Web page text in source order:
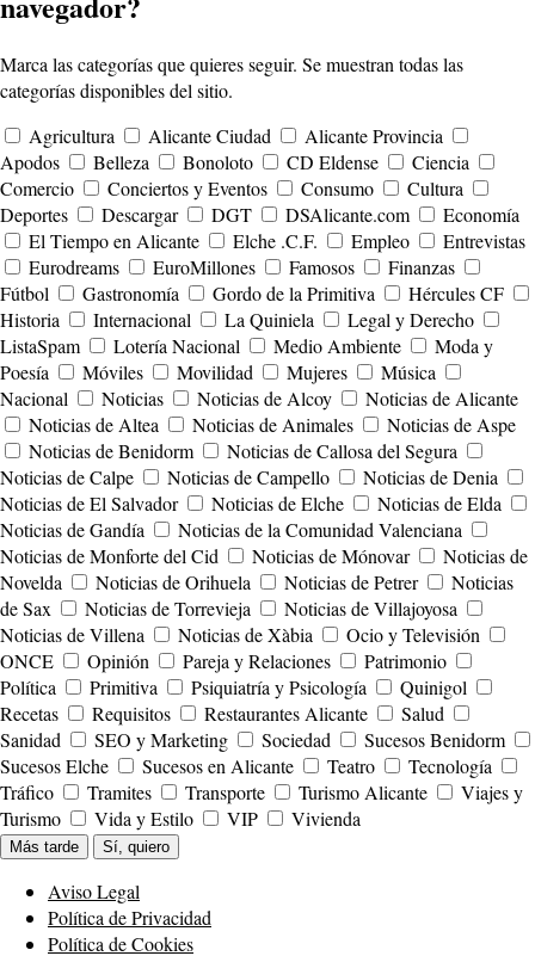
Marca las categorías que quieres seguir. Se muestran todas las
categorías disponibles del sitio.
Agricultura
Alicante Ciudad
Alicante Provincia
Apodos
Belleza Bonoloto CD Eldense
Ciencia
Comercio
Conciertos y Eventos Consumo
Cultura
Deportes
Descargar DGT DSAlicante.com
Economía
El Tiempo en Alicante
Elche .C.F. Empleo
Entrevistas
Eurodreams
EuroMillones Famosos
Finanzas
Fútbol
Gastronomía Gordo de la Primitiva
Hércules CF
Historia
Internacional La Quiniela
Legal y Derecho
ListaSpam
Lotería Nacional Medio Ambiente
Moda y
Poesía
Móviles Movilidad Mujeres
Música
Nacional
Noticias Noticias de Alcoy
Noticias de Alicante
Noticias de Altea
Noticias de Animales
Noticias de Aspe
Noticias de Benidorm
Noticias de Callosa del Segura
Noticias de Calpe
Noticias de Campello
Noticias de Denia
Noticias de El Salvador
Noticias de Elche
Noticias de Elda
Noticias de Gandía
Noticias de la Comunidad Valenciana
Noticias de Monforte del Cid
Noticias de Mónovar
Noticias de
Novelda
Noticias de Orihuela Noticias de Petrer
Noticias
de Sax
Noticias de Torrevieja
Noticias de Villajoyosa
Noticias de Villena
Noticias de Xàbia
Ocio y Televisión
ONCE
Opinión Pareja y Relaciones
Patrimonio
Política
Primitiva Psiquiatría y Psicología
Quinigol
Recetas
Requisitos Restaurantes Alicante
Salud
Sanidad
SEO y Marketing Sociedad
Sucesos Benidorm
Sucesos Elche
Sucesos en Alicante Teatro
Tecnología
Tráfico
Tramites Transporte Turismo Alicante
Viajes y
Turismo
Vida y Estilo VIP Vivienda
Más tarde Sí, quiero
Aviso Legal
Política de Privacidad
Política de Cookies